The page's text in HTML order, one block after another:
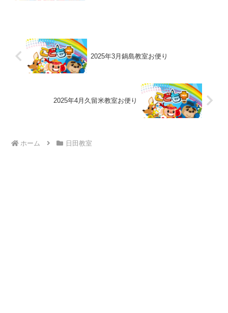
2025年3月鍋島教室お便り
2025年4月久留米教室お便り
ホーム 日田教室